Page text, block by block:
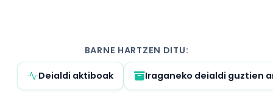
BARNE HARTZEN DITU:
Deialdi aktiboak Iraganeko deialdi guztien